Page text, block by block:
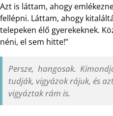
Azt is láttam, ahogy
fellépni. Láttam, ahogy
telepeken élő gyerekeknek.
néni, el sem hitte!”
Persze, hangosak.
tudják, vigyázok rájuk, és
vigyáztak rám is.